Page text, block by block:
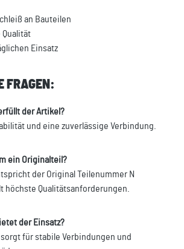
an Bauteilen
Qualität
Einsatz
FRAGEN:
der Artikel?
und eine zuverlässige Verbindung.
ein Originalteil?
der Original Teilenummer N
höchste Qualitätsanforderungen.
der Einsatz?
für stabile Verbindungen und